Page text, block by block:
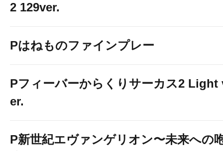
高田馬場本店https://www.p-
新宿歌舞伎町店https://www.p-
okyo/espace-
2 129ver.
Pはねものファインプレー
Pフィーバーからくりサーカス2 Light
er.
P新世紀エヴァンゲリオン〜未来への